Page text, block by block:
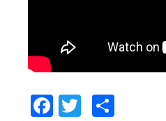
Facebook
Twitter